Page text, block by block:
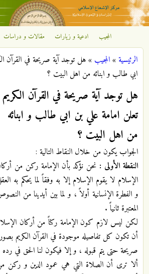
تجاوز إلى المحتوى الرئيسي
مركز
الإشعاع
الإسلامي
المجيب ادعية و زيارات مقالات و دراسات
أنت هنا
الرئيسية»المجيب »هل توجد آية صريحة في القرآن
ابي طالب و ابنائه من اهل البيت ؟
هل توجد آية صريحة في القرآن الكريم
تعلن امامة علي بن ابي طالب و ابنائه
من اهل البيت ؟
الجواب يكون من خلال النقاط التالية :
النقطة الأولى : نحن نؤكد بأن الإمامة ركن من
الإسلام لا يقوم الإسلام إلا به وفقاً لما يحكم به
و الفطرة الإنسانية أولاً ، و لما بين أيدينا من
المعتبرة ثانياً .
لكن ليس لازم كون الإمامة ركناً من أركان
أن تكون كل تفاصيله موجودة في القرآن الكريم
صريحة حتى يتم قبوله ، و إلا فيكون لنا الحق في
ألا ترى أن الصلاة التي هي عمود الدين و ركن